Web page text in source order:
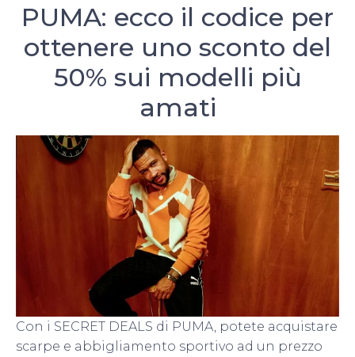
PUMA: ecco il codice per
ottenere uno sconto del
50% sui modelli più
amati
Con i SECRET DEALS di PUMA, potete acquistare
scarpe e abbigliamento sportivo ad un prezzo